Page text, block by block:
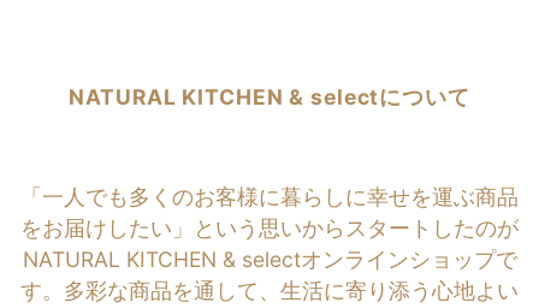
NATURAL KITCHEN & selectについて
「一人でも多くのお客様に暮らしに幸せを運ぶ商品
をお届けしたい」という思いからスタートしたのが
NATURAL KITCHEN & selectオンラインショップで
す。多彩な商品を通して、生活に寄り添う心地よい